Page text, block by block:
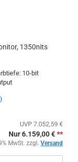
1350nits
10-bit
UVP 7.052,59 €
Nur 6.159,00 €**
MwSt. zzgl. Versand